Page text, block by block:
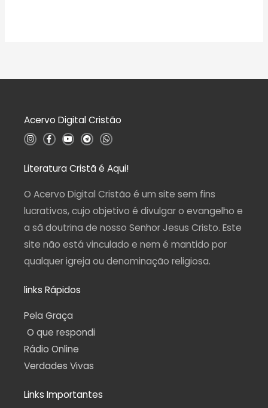
Acervo Digital Cristão
I
n
a
g
a
m
F
a
b
o
k
-
f
Y
o
u
b
T
e
g
r
m
W
h
s
a
p
Literatura Cristã é Aqui!
O Acervo Digital Cristão é um site sem fins
lucrativos, cujo objetivo é divulgar o evangelho e
a sã doutrina de nosso Senhor Jesus Cristo. Este
site não está vinculado e nem é mantido por
qualquer igreja ou denominação religiosa.
links Rápidos
Pela Graça
O que respondi
Rádio Online
Verdades Vivas
Links Importantes